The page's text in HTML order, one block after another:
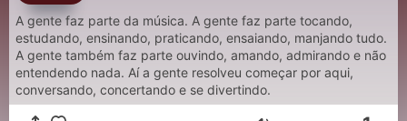
A gente faz parte da música. ​A gente faz parte tocando,
estudando, ensinando, praticando, ensaiando, manjando tudo. ​
A gente também faz parte ouvindo, amando, admirando e não
entendendo nada. ​Aí a gente resolveu começar por aqui,
conversando, concertando e se divertindo.